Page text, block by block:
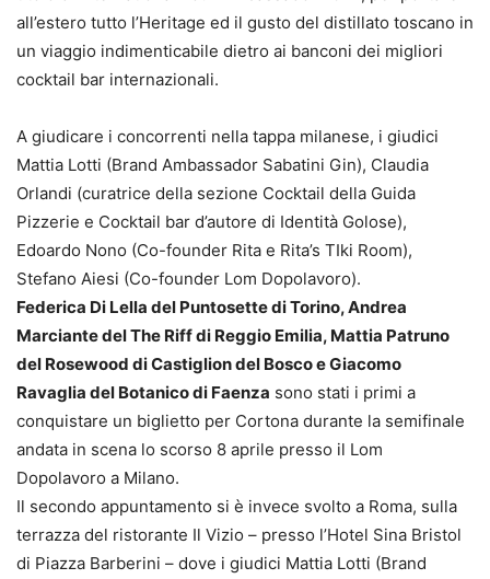
all’estero tutto l’Heritage ed il gusto del distillato toscano in
un viaggio indimenticabile dietro ai banconi dei migliori
cocktail bar internazionali.
A giudicare i concorrenti nella tappa milanese, i giudici
Mattia Lotti (Brand Ambassador Sabatini Gin), Claudia
Orlandi (curatrice della sezione Cocktail della Guida
Pizzerie e Cocktail bar d’autore di Identità Golose),
Edoardo Nono (Co-founder Rita e Rita’s TIki Room),
Stefano Aiesi (Co-founder Lom Dopolavoro).
Federica Di Lella del Puntosette di Torino, Andrea
Marciante del The Riff di Reggio Emilia, Mattia Patruno
del Rosewood di Castiglion del Bosco e Giacomo
Ravaglia del Botanico di Faenza sono stati i primi a
conquistare un biglietto per Cortona durante la semifinale
andata in scena lo scorso 8 aprile presso il Lom
Dopolavoro a Milano.
Il secondo appuntamento si è invece svolto a Roma, sulla
terrazza del ristorante Il Vizio – presso l’Hotel Sina Bristol
di Piazza Barberini – dove i giudici Mattia Lotti (Brand